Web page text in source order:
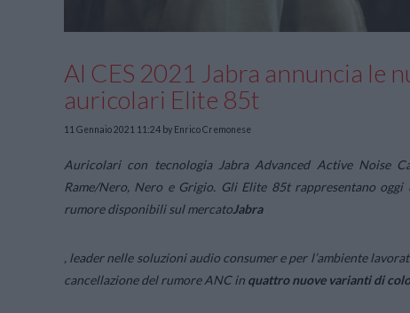
Al CES 2021 Jabra annuncia le
auricolari Elite 85t
11 Gennaio 2021 11:24 by Enrico Cremonese
Auricolari con tecnologia Jabra Advanced Active Noise
Rame/Nero, Nero e Grigio. Gli Elite 85t rappresentano
rumore disponibili sul mercatoJabra
, leader nelle soluzioni audio consumer e per l’ambiente
cancellazione del rumore ANC in quattro nuove varianti di